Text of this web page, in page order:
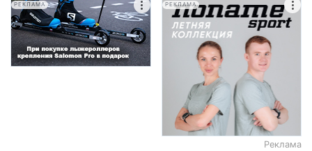
РЕКЛАМА РЕКЛАМА
Реклама